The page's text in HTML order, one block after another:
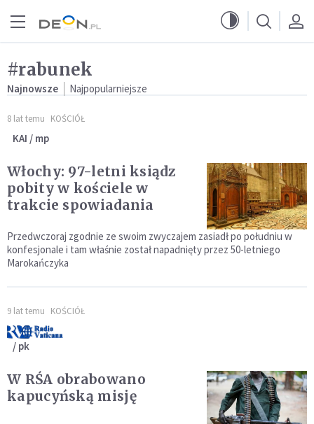
#rabunek
Najnowsze Najpopularniejsze
8 lat temu KOŚCIÓŁ
KAI / mp
Włochy: 97-letni ksiądz
pobity w kościele w
trakcie spowiadania
Przedwczoraj zgodnie ze swoim zwyczajem zasiadł po południu w
konfesjonale i tam właśnie został napadnięty przez 50-letniego
Marokańczyka
9 lat temu KOŚCIÓŁ
/ pk
W RŚA obrabowano
kapucyńską misję